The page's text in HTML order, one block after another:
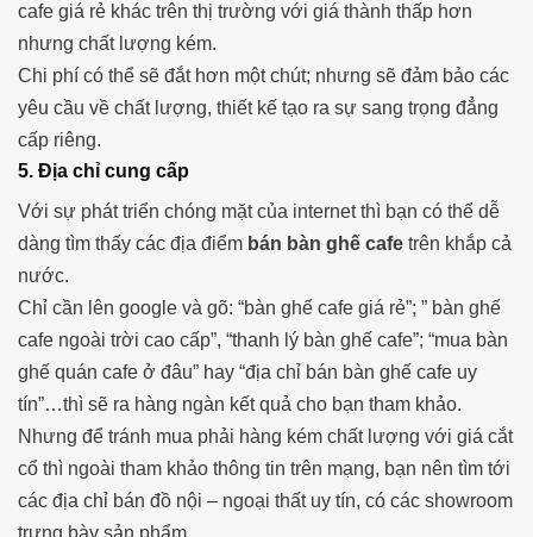
cafe giá rẻ khác trên thị trường với giá thành thấp hơn
nhưng chất lượng kém.
Chi phí có thể sẽ đắt hơn một chút; nhưng sẽ đảm bảo các
yêu cầu về chất lượng, thiết kế tạo ra sự sang trọng đẳng
cấp riêng.
5. Địa chỉ cung cấp
Với sự phát triển chóng mặt của internet thì bạn có thể dễ
dàng tìm thấy các địa điểm bán bàn ghế cafe trên khắp cả
nước.
Chỉ cần lên google và gõ: “bàn ghế cafe giá rẻ”; ” bàn ghế
cafe ngoài trời cao cấp”, “thanh lý bàn ghế cafe”; “mua bàn
ghế quán cafe ở đâu” hay “địa chỉ bán bàn ghế cafe uy
tín”…thì sẽ ra hàng ngàn kết quả cho bạn tham khảo.
Nhưng để tránh mua phải hàng kém chất lượng với giá cắt
cổ thì ngoài tham khảo thông tin trên mạng, bạn nên tìm tới
các địa chỉ bán đồ nội – ngoại thất uy tín, có các showroom